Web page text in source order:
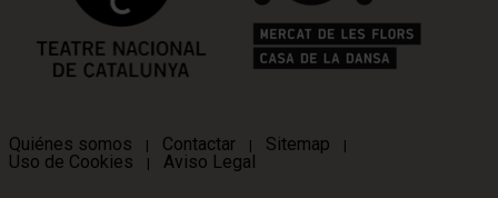
Quiénes somos | Contactar | Sitemap |
Uso de Cookies | Aviso Legal